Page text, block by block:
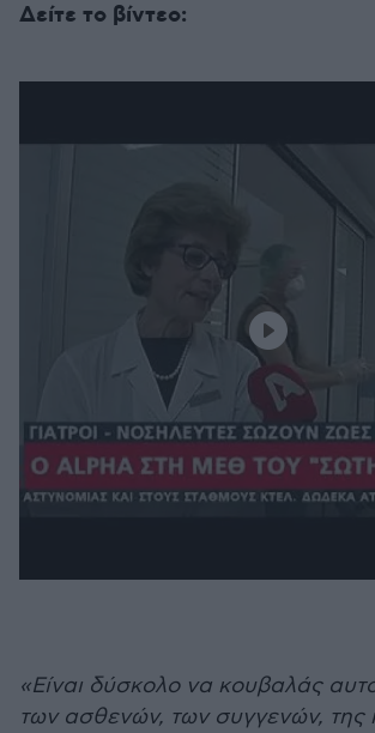
Δείτε το βίντεο:
«Είναι δύσκολο να κουβαλάς
των ασθενών, των συγγενών, της